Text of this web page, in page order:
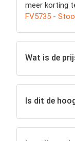
meer korting
FV5735 -
Wat is de
Is dit de